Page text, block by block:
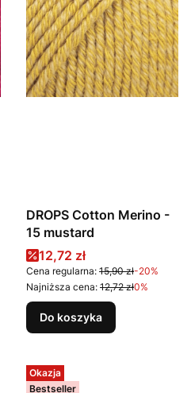
DROPS Cotton Merino -
15 mustard
Cena promocyjna
12,72 zł
Cena regularna: 15,90 zł-20%
Najniższa cena: 12,72 zł0%
Do koszyka
Okazja
Bestseller